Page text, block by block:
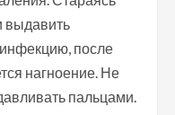
выдавить
после
нагноение. Не
пальцами.